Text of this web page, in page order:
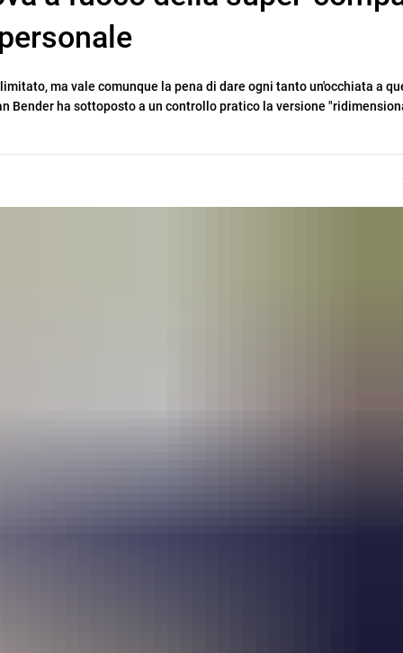
ma vale comunque la pena di dare ogni tanto un'occhiata a
ha sottoposto a un controllo pratico la versione